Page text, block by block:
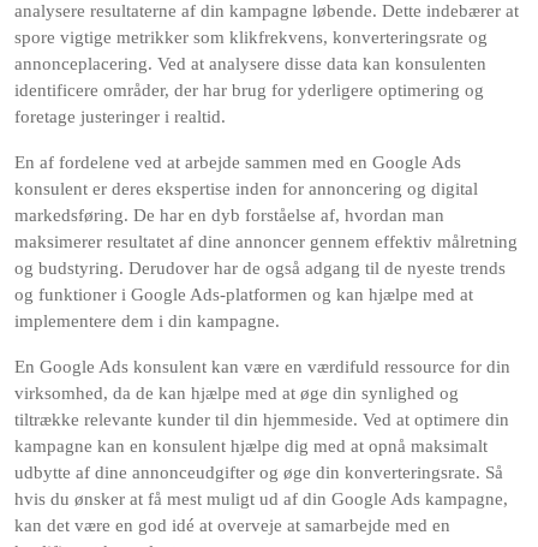
analysere resultaterne af din kampagne løbende. Dette indebærer at
spore vigtige metrikker som klikfrekvens, konverteringsrate og
annonceplacering. Ved at analysere disse data kan konsulenten
identificere områder, der har brug for yderligere optimering og
foretage justeringer i realtid.
En af fordelene ved at arbejde sammen med en Google Ads
konsulent er deres ekspertise inden for annoncering og digital
markedsføring. De har en dyb forståelse af, hvordan man
maksimerer resultatet af dine annoncer gennem effektiv målretning
og budstyring. Derudover har de også adgang til de nyeste trends
og funktioner i Google Ads-platformen og kan hjælpe med at
implementere dem i din kampagne.
En Google Ads konsulent kan være en værdifuld ressource for din
virksomhed, da de kan hjælpe med at øge din synlighed og
tiltrække relevante kunder til din hjemmeside. Ved at optimere din
kampagne kan en konsulent hjælpe dig med at opnå maksimalt
udbytte af dine annonceudgifter og øge din konverteringsrate. Så
hvis du ønsker at få mest muligt ud af din Google Ads kampagne,
kan det være en god idé at overveje at samarbejde med en